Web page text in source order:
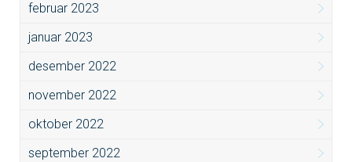
februar 2023
januar 2023
desember 2022
november 2022
oktober 2022
september 2022